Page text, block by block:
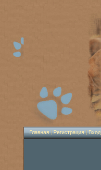
Главная|Регистрация|Вход